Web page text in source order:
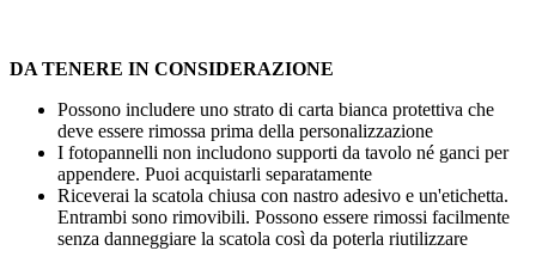
DA TENERE IN CONSIDERAZIONE
Possono includere uno strato di carta bianca protettiva che
deve essere rimossa prima della personalizzazione
I fotopannelli non includono supporti da tavolo né ganci per
appendere. Puoi acquistarli separatamente
Riceverai la scatola chiusa con nastro adesivo e un'etichetta.
Entrambi sono rimovibili. Possono essere rimossi facilmente
senza danneggiare la scatola così da poterla riutilizzare